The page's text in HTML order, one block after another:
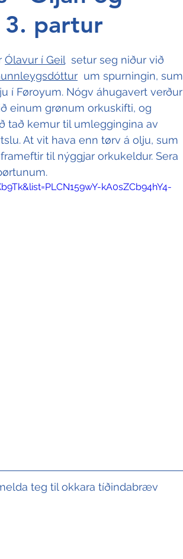
partur
Ólavur í Geil setur seg niður við
um spurningin, sum
í Føroyum. Nógv áhugavert verður
einum grønum orkuskifti, og
tað kemur til umleggingina av
At vit hava enn tørv á olju, sum
til nýggjar orkukeldur. Sera
kA0sZCb94hY4-
teg til okkara tíðindabræv